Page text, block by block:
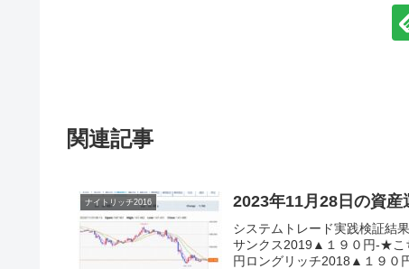
関連記事
ナイトリッチ2016 2023年11月28日の資産
システムトレード実践検証結
サンクス2019▲１９０円-★こ
円ロングリッチ2018▲１９０